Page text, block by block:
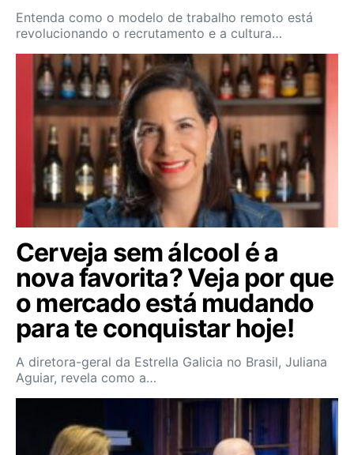
Entenda como o modelo de trabalho remoto está
revolucionando o recrutamento e a cultura…
Cerveja sem álcool é a
nova favorita? Veja por que
o mercado está mudando
para te conquistar hoje!
A diretora-geral da Estrella Galicia no Brasil, Juliana
Aguiar, revela como a…